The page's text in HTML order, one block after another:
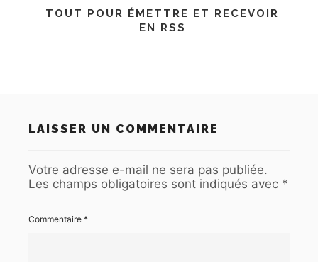
TOUT POUR ÉMETTRE ET RECEVOIR
EN RSS
LAISSER UN COMMENTAIRE
Votre adresse e-mail ne sera pas publiée.
Les champs obligatoires sont indiqués avec *
Commentaire *